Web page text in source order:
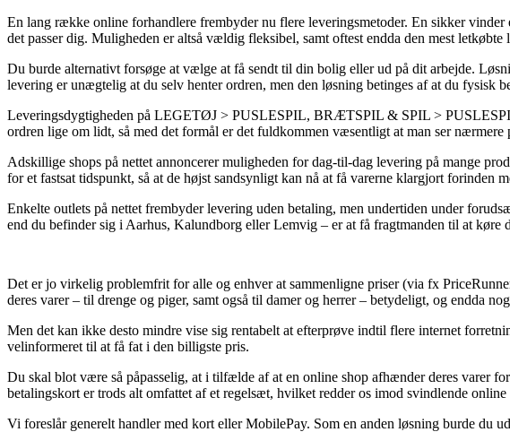
En lang række online forhandlere frembyder nu flere leveringsmetoder. En sikker
det passer dig. Muligheden er altså vældig fleksibel, samt oftest endda den mest
Du burde alternativt forsøge at vælge at få sendt til din bolig eller ud på dit arbejde.
levering er unægtelig at du selv henter ordren, men den løsning betinges af at du fysisk
Leveringsdygtigheden på LEGETØJ > PUSLESPIL, BRÆTSPIL & SPIL >
ordren lige om lidt, så med det formål er det fuldkommen væsentligt at man ser nærmere
Adskillige shops på nettet annoncerer muligheden for dag-til-dag levering på mange
for et fastsat tidspunkt, så at de højst sandsynligt kan nå at få varerne klargjort forinden
Enkelte outlets på nettet frembyder levering uden betaling, men undertiden under
end du befinder sig i Aarhus, Kalundborg eller Lemvig – er at få fragtmanden til at køre
Det er jo virkelig problemfrit for alle og enhver at sammenligne priser (via fx
deres varer – til drenge og piger, samt også til damer og herrer – betydeligt, og endda
Men det kan ikke desto mindre vise sig rentabelt at efterprøve indtil flere internet
velinformeret til at få fat i den billigste pris.
Du skal blot være så påpasselig, at i tilfælde af at en online shop afhænder deres varer
betalingskort er trods alt omfattet af et regelsæt, hvilket redder os imod svindlende online
Vi foreslår generelt handler med kort eller MobilePay. Som en anden løsning burde du